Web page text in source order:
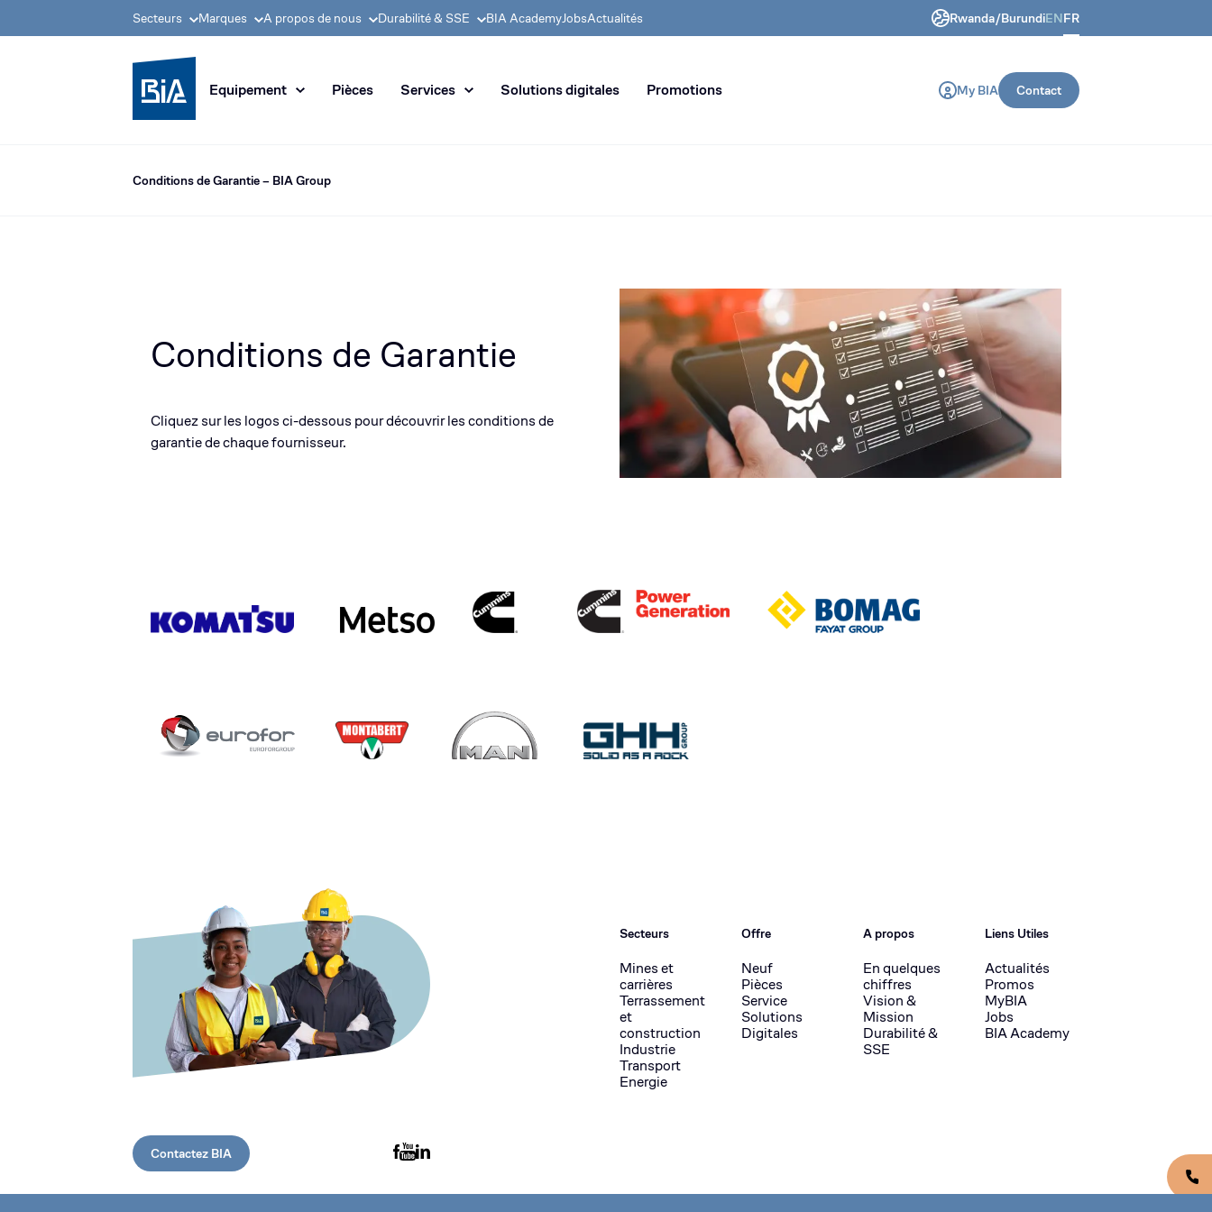
Secteurs Marques A propos de nous Durabilité & SSE BIA AcademyJobsActualités Rwanda/BurundiENFR
Groupe BIA, pionnier en distribution de machines de génie civil et de construction.
Equipement Pièces Services Solutions digitales Promotions My BIA Contact
Conditions de Garantie – BIA Group
Conditions de Garantie
Cliquez sur les logos ci-dessous pour découvrir les conditions de
garantie de chaque fournisseur.
Contactez BIA
Secteurs
Mines et
carrières
Terrassement
et
construction
Industrie
Transport
Energie
Offre
Neuf
Pièces
Service
Solutions
Digitales
A propos
En quelques
chiffres
Vision &
Mission
Durabilité &
SSE
Liens Utiles
Actualités
Promos
MyBIA
Jobs
BIA Academy